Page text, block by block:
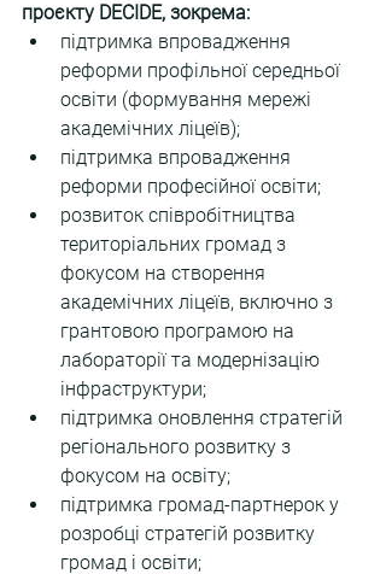
проєкту DECIDE, зокрема:
підтримка впровадження
реформи профільної середньої
освіти (формування мережі
академічних ліцеїв);
підтримка впровадження
реформи професійної освіти;
розвиток співробітництва
територіальних громад з
фокусом на створення
академічних ліцеїв, включно з
грантовою програмою на
лабораторії та модернізацію
інфраструктури;
підтримка оновлення стратегій
регіонального розвитку з
фокусом на освіту;
підтримка громад-партнерок у
розробці стратегій розвитку
громад і освіти;